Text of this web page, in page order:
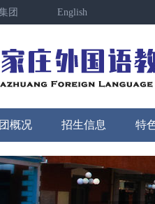
团 English
概况 招生信息 特